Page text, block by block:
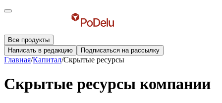
Все продукты
Написать в редакцию
Подписаться на рассылку
Главная/Капитал/Скрытые ресурсы
Скрытые ресурсы компании